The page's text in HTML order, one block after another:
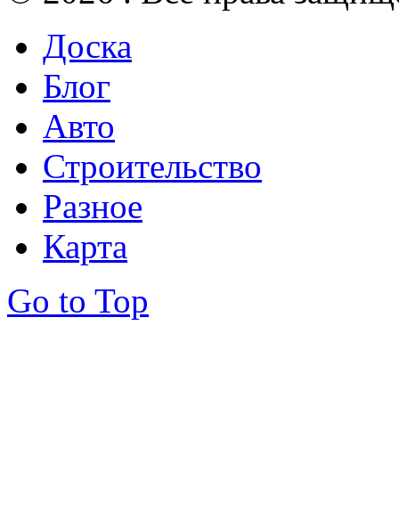
Доска
Блог
Авто
Строительство
Разное
Карта
Go to Top